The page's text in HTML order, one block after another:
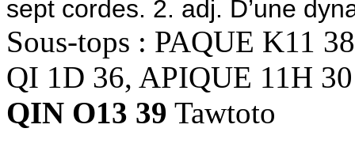
sept cordes. 2. adj. D’une
Sous-tops : PAQUE K11
QI 1D 36, APIQUE 11H 30
QIN O13 39 Tawtoto